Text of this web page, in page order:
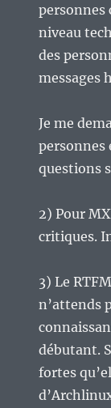
personnes
niveau
des
messages
Je me
personnes
questions
2) Pour
critiques.
3) Le
n’attends
débutant.
fortes